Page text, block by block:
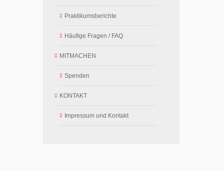
Praktikumsberichte
Häufige Fragen / FAQ
MITMACHEN
Spenden
KONTAKT
Impressum und Kontakt